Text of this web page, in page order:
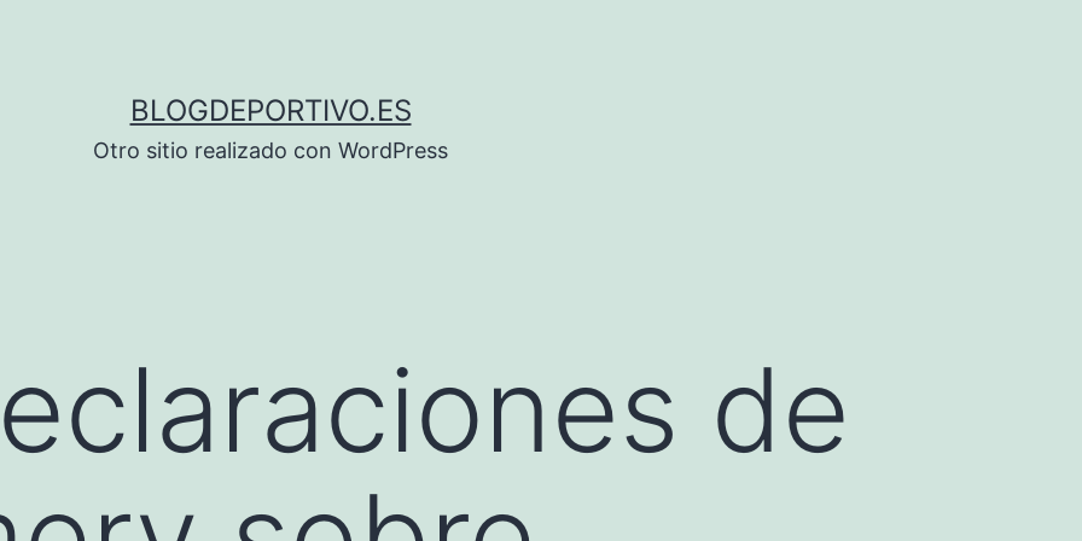
BLOGDEPORTIVO.ES
Otro sitio realizado con WordPress
de